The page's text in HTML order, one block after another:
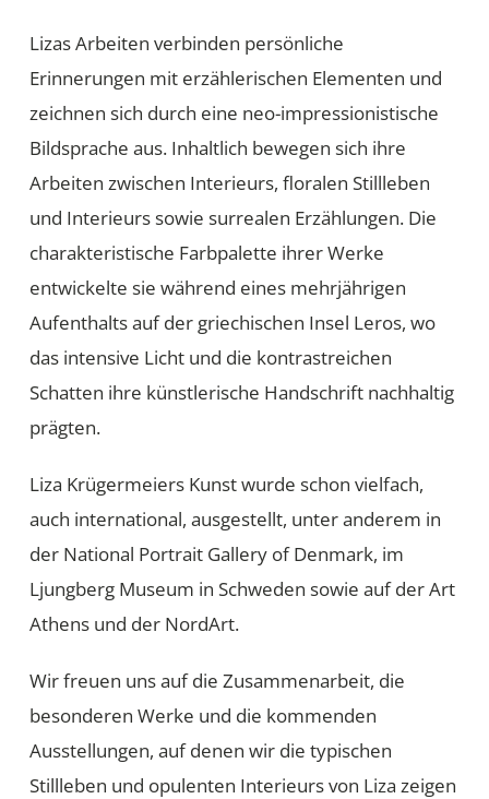
Lizas Arbeiten verbinden persönliche
Erinnerungen mit erzählerischen Elementen und
zeichnen sich durch eine neo-impressionistische
Bildsprache aus. Inhaltlich bewegen sich ihre
Arbeiten zwischen Interieurs, floralen Stillleben
und Interieurs sowie surrealen Erzählungen. Die
charakteristische Farbpalette ihrer Werke
entwickelte sie während eines mehrjährigen
Aufenthalts auf der griechischen Insel Leros, wo
das intensive Licht und die kontrastreichen
Schatten ihre künstlerische Handschrift nachhaltig
prägten.
Liza Krügermeiers Kunst wurde schon vielfach,
auch international, ausgestellt, unter anderem in
der National Portrait Gallery of Denmark, im
Ljungberg Museum in Schweden sowie auf der Art
Athens und der NordArt.
Wir freuen uns auf die Zusammenarbeit, die
besonderen Werke und die kommenden
Ausstellungen, auf denen wir die typischen
Stillleben und opulenten Interieurs von Liza zeigen